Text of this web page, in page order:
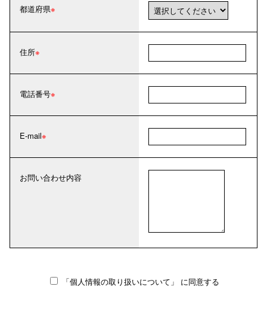
都道府県
住所
電話番号
E-mail
お問い合わせ内容
「個人情報の取り扱いについて」 に同意する